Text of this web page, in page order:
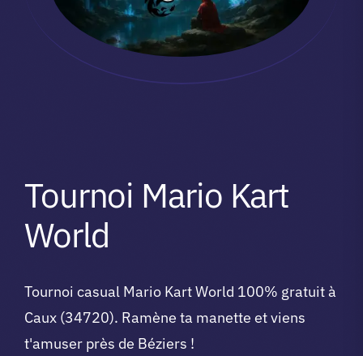
Tournoi Mario Kart
World
Tournoi casual Mario Kart World 100% gratuit à
Caux (34720). Ramène ta manette et viens
t'amuser près de Béziers !